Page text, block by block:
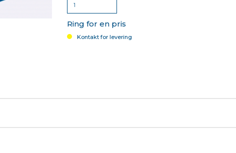
Ring for en pris
Kontakt for levering